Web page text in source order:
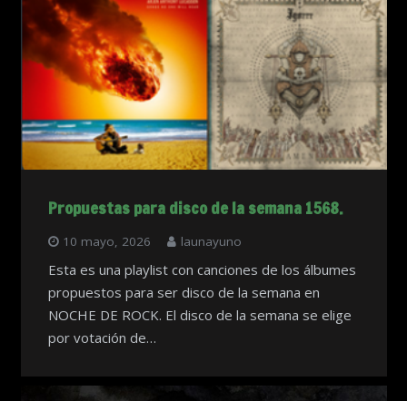
Propuestas para disco de la semana 1568.
10 mayo, 2026 launayuno
Esta es una playlist con canciones de los álbumes
propuestos para ser disco de la semana en
NOCHE DE ROCK. El disco de la semana se elige
por votación de…